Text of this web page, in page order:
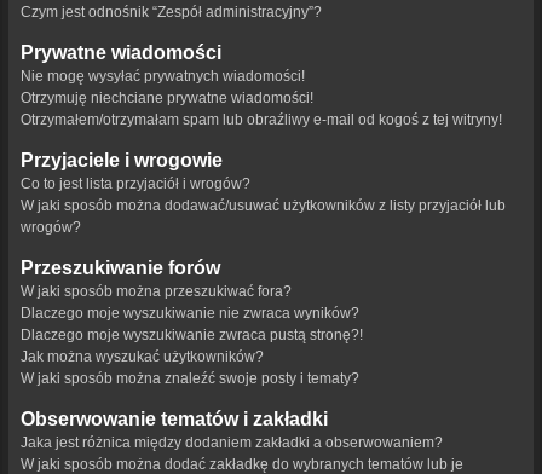
Czym jest odnośnik “Zespół administracyjny”?
Prywatne wiadomości
Nie mogę wysyłać prywatnych wiadomości!
Otrzymuję niechciane prywatne wiadomości!
Otrzymałem/otrzymałam spam lub obraźliwy e-mail od kogoś z tej witryny!
Przyjaciele i wrogowie
Co to jest lista przyjaciół i wrogów?
W jaki sposób można dodawać/usuwać użytkowników z listy przyjaciół lub
wrogów?
Przeszukiwanie forów
W jaki sposób można przeszukiwać fora?
Dlaczego moje wyszukiwanie nie zwraca wyników?
Dlaczego moje wyszukiwanie zwraca pustą stronę?!
Jak można wyszukać użytkowników?
W jaki sposób można znaleźć swoje posty i tematy?
Obserwowanie tematów i zakładki
Jaka jest różnica między dodaniem zakładki a obserwowaniem?
W jaki sposób można dodać zakładkę do wybranych tematów lub je